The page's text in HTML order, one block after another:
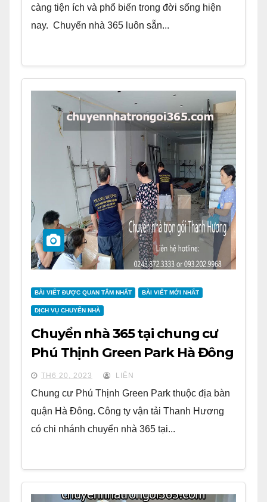
càng tiện ích và phổ biến trong đời sống hiện
nay. Chuyển nhà 365 luôn sẵn...
BÀI VIẾT ĐƯỢC QUAN TÂM NHẤT BÀI VIẾT MỚI NHẤT
DỊCH VỤ CHUYỂN NHÀ
Chuyển nhà 365 tại chung cư
Phú Thịnh Green Park Hà Đông
TH6 20, 2023 LIÊN
Chung cư Phú Thịnh Green Park thuộc địa bàn
quận Hà Đông. Công ty vận tải Thanh Hương
có chi nhánh chuyển nhà 365 tại...